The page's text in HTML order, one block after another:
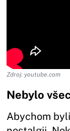
Zdroj: youtube.com
Nebylo
Abychom